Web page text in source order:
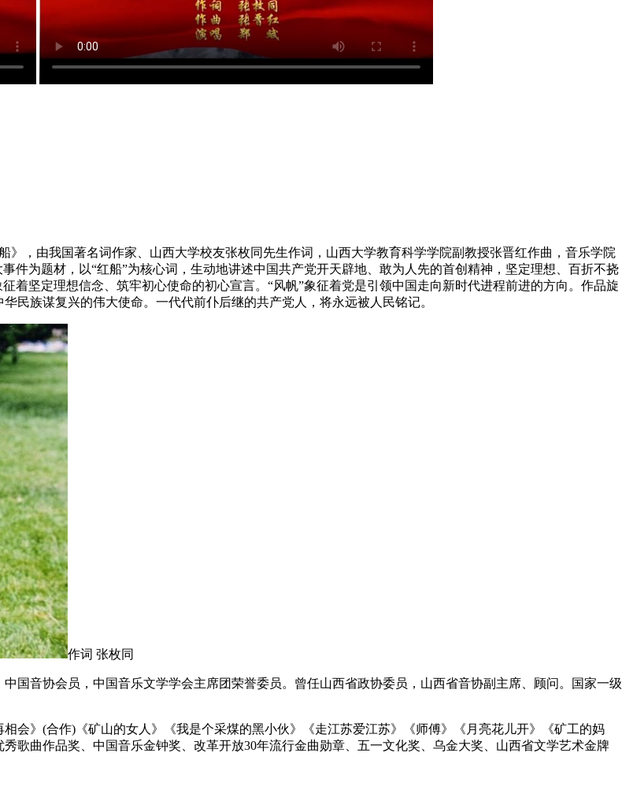
，由我国著名词作家、山西大学校友张枚同先生作词，山西大学教育科学学院副教授张晋红作曲，音乐学院
件为题材，以“红船”为核心词，生动地讲述中国共产党开天辟地、敢为人先的首创精神，坚定理想、百折不挠
着坚定理想信念、筑牢初心使命的初心宣言。“风帆”象征着党是引领中国走向新时代进程前进的方向。作品旋
民族谋复兴的伟大使命。一代代前仆后继的共产党人，将永远被人民铭记。
作词 张枚同
音协会员，中国音乐文学学会主席团荣誉委员。曾任山西省政协委员，山西省音协副主席、顾问。国家一级
》(合作)《矿山的女人》《我是个采煤的黑小伙》《走江苏爱江苏》《师傅》《月亮花儿开》《矿工的妈
歌曲作品奖、中国音乐金钟奖、改革开放30年流行金曲勋章、五一文化奖、乌金大奖、山西省文学艺术金牌